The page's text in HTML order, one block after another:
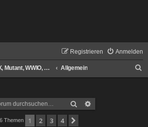
Anmelden
Registrieren
AX, Mutant, WWIO, Air Digital, AXAS Neutrino-Images Allgemein
Suche
Themen 1 2 3 4